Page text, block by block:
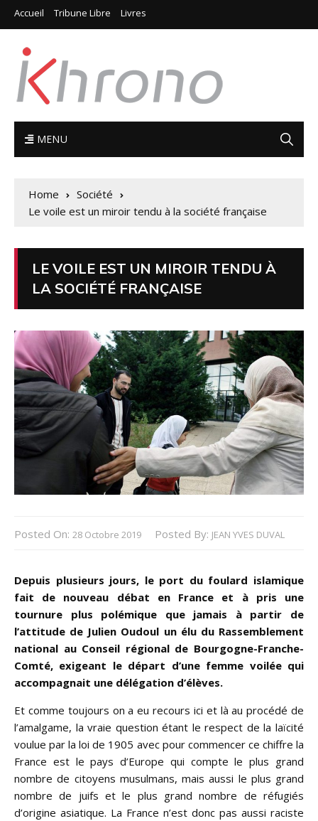
Accueil Tribune Libre Livres
MENU
Home
Société
Le voile est un miroir tendu à la société française
LE VOILE EST UN MIROIR TENDU À
LA SOCIÉTÉ FRANÇAISE
Posted On: 28 Octobre 2019 Posted By: JEAN YVES DUVAL
Depuis plusieurs jours, le port du foulard islamique
fait de nouveau débat en France et à pris une
tournure plus polémique que jamais à partir de
l’attitude de Julien Oudoul un élu du Rassemblement
national au Conseil régional de Bourgogne-Franche-
Comté, exigeant le départ d’une femme voilée qui
accompagnait une délégation d’élèves.
Et comme toujours on a eu recours ici et là au procédé de
l’amalgame, la vraie question étant le respect de la laïcité
voulue par la loi de 1905 avec pour commencer ce chiffre la
France est le pays d’Europe qui compte le plus grand
nombre de citoyens musulmans, mais aussi le plus grand
nombre de juifs et le plus grand nombre de réfugiés
d’origine asiatique. La France n’est donc pas aussi raciste